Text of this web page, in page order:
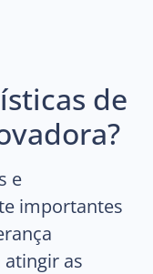
de
e
importantes
as